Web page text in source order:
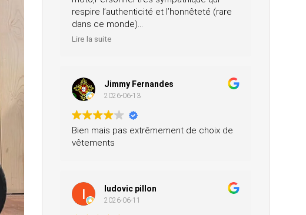
respire l’authenticité et l’honnêteté (rare
dans ce monde)
Merci pour votre professionnalisme, je
Lire la suite
Jimmy Fernandes
2026-06-13
Bien mais pas extrêmement de choix de
vêtements
ludovic pillon
2026-06-11